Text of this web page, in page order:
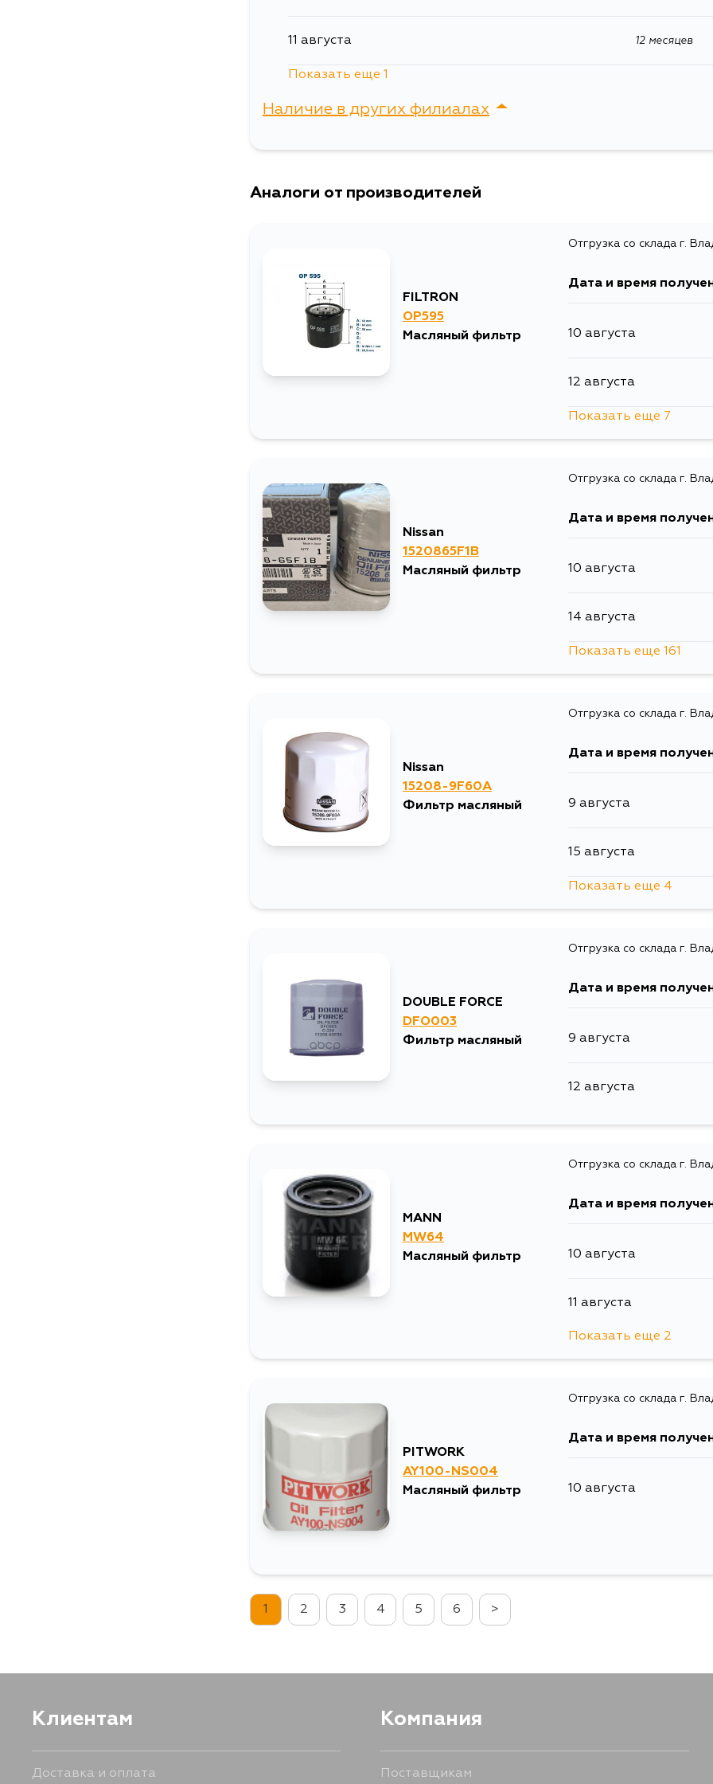
Qashqai, Tiida,
SUBARU
11 августа 12 месяцев
Показать еще 1
Наличие в других филиалах
Аналоги от производителей
FILTRON
OP595
Масляный фильтр
Отгрузка со склада г.
Дата и время
10 августа
12 августа
4 сентября
4 сентября
5 сентября
5 сентября
5 сентября
6 сентября
Показать еще 7
Nissan
1520865F1B
Масляный фильтр
Отгрузка со склада г.
Дата и время
10 августа
14 августа
16 августа
16 августа
17 августа
18 августа
18 августа
18 августа
22 августа
23 августа
24 августа
25 августа
26 августа
26 августа
Показать еще 161
Nissan
15208-9F60A
Фильтр масляный
Отгрузка со склада г.
Дата и время
9 августа
15 августа
29 августа
30 августа
31 августа
Показать еще 4
DOUBLE FORCE
DFO003
Фильтр масляный
Отгрузка со склада г.
Дата и время
9 августа
12 августа
MANN
MW64
Масляный фильтр
Отгрузка со склада г.
Дата и время
10 августа
11 августа
14 августа
Показать еще 2
PITWORK
AY100-NS004
Масляный фильтр
Отгрузка со склада г.
Дата и время
10 августа
1 2 3 4 5 6 >
Клиентам
Доставка и оплата
Компания
Поставщикам